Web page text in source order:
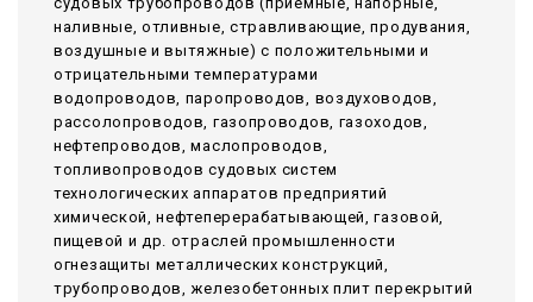
наливные, отливные, стравливающие, продувания,
воздушные и вытяжные) с положительными и
отрицательными температурами
водопроводов, паропроводов, воздуховодов,
рассолопроводов, газопроводов, газоходов,
нефтепроводов, маслопроводов,
топливопроводов судовых систем
технологических аппаратов предприятий
химической, нефтеперерабатывающей, газовой,
пищевой и др. отраслей промышленности
огнезащиты металлических конструкций,
трубопроводов, железобетонных плит перекрытий